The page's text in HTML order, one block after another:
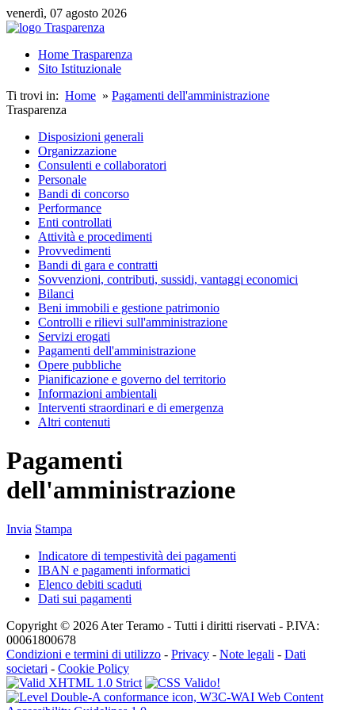
venerdì, 07 agosto 2026
Home Trasparenza
Sito Istituzionale
Ti trovi in: Home » Pagamenti dell'amministrazione
Trasparenza
Disposizioni generali
Organizzazione
Consulenti e collaboratori
Personale
Bandi di concorso
Performance
Enti controllati
Attività e procedimenti
Provvedimenti
Bandi di gara e contratti
Sovvenzioni, contributi, sussidi, vantaggi economici
Bilanci
Beni immobili e gestione patrimonio
Controlli e rilievi sull'amministrazione
Servizi erogati
Pagamenti dell'amministrazione
Opere pubbliche
Pianificazione e governo del territorio
Informazioni ambientali
Interventi straordinari e di emergenza
Altri contenuti
Pagamenti
dell'amministrazione
Invia Stampa
Indicatore di tempestività dei pagamenti
IBAN e pagamenti informatici
Elenco debiti scaduti
Dati sui pagamenti
Copyright © 2026 Ater Teramo - Tutti i diritti riservati - P.IVA:
00061800678
Condizioni e termini di utilizzo - Privacy - Note legali - Dati
societari - Cookie Policy